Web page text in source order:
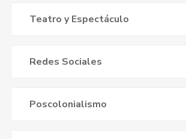
Teatro y Espectáculo
Redes Sociales
Poscolonialismo